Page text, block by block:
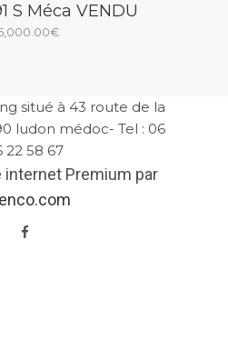
S Méca VENDU
€
situé à 43 route de la
ludon médoc- Tel : 06
22 58 67
internet Premium par